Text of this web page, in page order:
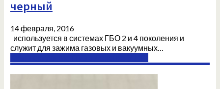
черный
14 февраля, 2016
используется в системах ГБО 2 и 4 поколения и
служит для зажима газовых и вакуумных…